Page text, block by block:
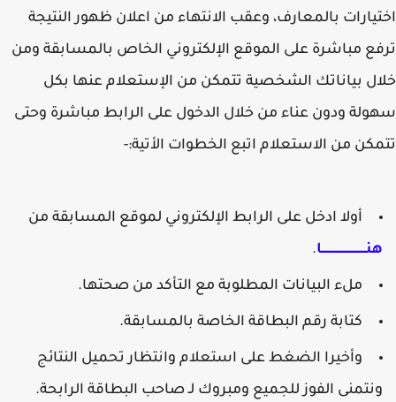
بالمعارف، وعقب الانتهاء من اعلان ظهور النتيجة
مباشرة على الموقع الإلكتروني الخاص بالمسابقة ومن
بياناتك الشخصية تتمكن من الإستعلام عنها بكل
ودون عناء من خلال الدخول على الرابط مباشرة وحتى
من الاستعلام اتبع الخطوات الأتية:-
أولا ادخل على الرابط الإلكتروني لموقع المسابقة من
.
ملء البيانات المطلوبة مع التأكد من صحتها.
كتابة رقم البطاقة الخاصة بالمسابقة.
وأخيرا الضغط على استعلام وانتظار تحميل النتائج
الفوز للجميع ومبروك لـ صاحب البطاقة الرابحة.